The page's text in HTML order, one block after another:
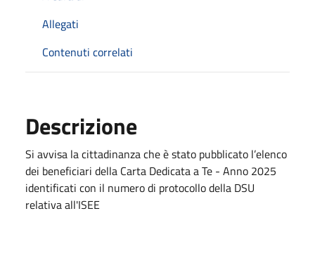
Allegati
Contenuti correlati
Descrizione
Si avvisa la cittadinanza che è stato pubblicato l’elenco
dei beneficiari della Carta Dedicata a Te - Anno 2025
identificati con il numero di protocollo della DSU
relativa all'ISEE